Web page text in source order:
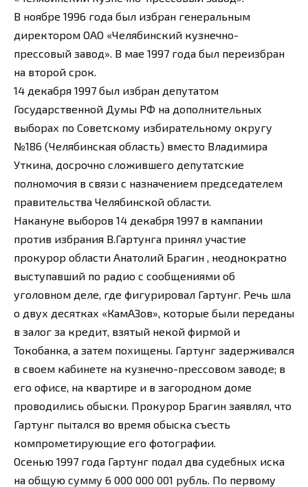
В ноябре 1996 года был избран генеральным
директором ОАО «Челябинский кузнечно-
прессовый завод». В мае 1997 года был переизбран
на второй срок.
14 декабря 1997 был избран депутатом
Государственной Думы РФ на дополнительных
выборах по Советскому избирательному округу
№186 (Челябинская область) вместо Владимира
Уткина, досрочно сложившего депутатские
полномочия в связи с назначением председателем
правительства Челябинской области.
Накануне выборов 14 декабря 1997 в кампании
против избрания В.Гартунга принял участие
прокурор области Анатолий Брагин , неоднократно
выступавший по радио с сообщениями об
уголовном деле, где фигурировал Гартунг. Речь шла
о двух десятках «КамАЗов», которые были переданы
в залог за кредит, взятый некой фирмой и
Токобанка, а затем похищены. Гартунг задерживался
в своем кабинете на кузнечно-прессовом заводе; в
его офисе, на квартире и в загородном доме
проводились обыски. Прокурор Брагин заявлял, что
Гартунг пытался во время обыска съесть
компрометирующие его фотографии.
Осенью 1997 года Гартунг подал два судебных иска
на общую сумму 6 000 000 001 рубль. По первому